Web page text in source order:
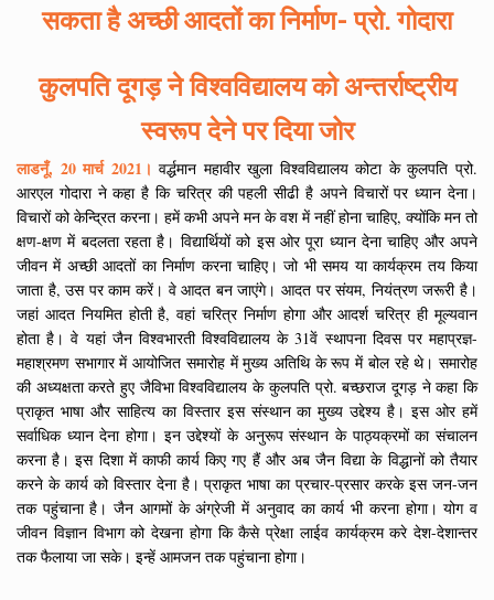
सकता है अच्छी आदतों का निर्माण- प्रो. गोदारा
कुलपति दूगड़ ने विश्वविद्यालय को अन्तर्राष्ट्रीय
स्वरूप देने पर दिया जोर
लाडनूँ, 20 मार्च 2021। वर्द्धमान महावीर खुला विश्वविद्यालय कोटा के कुलपति प्रो.
आरएल गोदारा ने कहा है कि चरित्र की पहली सीढी है अपने विचारों पर ध्यान देना।
विचारों को केन्द्रित करना। हमें कभी अपने मन के वश में नहीं होना चाहिए, क्योंकि मन तो
क्षण-क्षण में बदलता रहता है। विद्यार्थियों को इस ओर पूरा ध्यान देना चाहिए और अपने
जीवन में अच्छी आदतों का निर्माण करना चाहिए। जो भी समय या कार्यक्रम तय किया
जाता है, उस पर काम करें। वे आदत बन जाएंगे। आदत पर संयम, नियंत्रण जरूरी है।
जहां आदत नियमित होती है, वहां चरित्र निर्माण होगा और आदर्श चरित्र ही मूल्यवान
होता है। वे यहां जैन विश्वभारती विश्वविद्यालय के 31वें स्थापना दिवस पर महाप्रज्ञ-
महाश्रमण सभागार में आयोजित समारोह में मुख्य अतिथि के रूप में बोल रहे थे। समारोह
की अध्यक्षता करते हुए जैविभा विश्वविद्यालय के कुलपति प्रो. बच्छराज दूगड़ ने कहा कि
प्राकृत भाषा और साहित्य का विस्तार इस संस्थान का मुख्य उद्देश्य है। इस ओर हमें
सर्वाधिक ध्यान देना होगा। इन उद्देश्यों के अनुरूप संस्थान के पाठ्यक्रमों का संचालन
करना है। इस दिशा में काफी कार्य किए गए हैं और अब जैन विद्या के विद्धानों को तैयार
करने के कार्य को विस्तार देना है। प्राकृत भाषा का प्रचार-प्रसार करके इस जन-जन
तक पहुंचाना है। जैन आगमों के अंग्रेजी में अनुवाद का कार्य भी करना होगा। योग व
जीवन विज्ञान विभाग को देखना होगा कि कैसे प्रेक्षा लाईव कार्यक्रम करे देश-देशान्तर
तक फैलाया जा सके। इन्हें आमजन तक पहुंचाना होगा।